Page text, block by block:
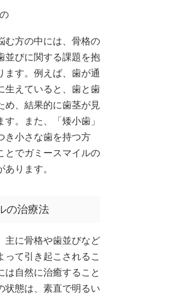
む方の中には、骨格の
並びに関する課題を抱
ます。例えば、歯が通
生えていると、歯と歯
め、結果的に歯茎が見
す。また、「矮小歯」
き小さな歯を持つ方
とでガミースマイルの
ります。
の治療法
主に骨格や歯並びなど
って引き起こされるこ
は自然に治癒すること
状態は、素直で明るい